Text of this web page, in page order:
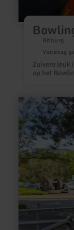
Bitburg
Vandaag
Zuivere leuk
op het
meer
informatie
over:
E-
Bike
Ladestationen
im
Kreis
Düren